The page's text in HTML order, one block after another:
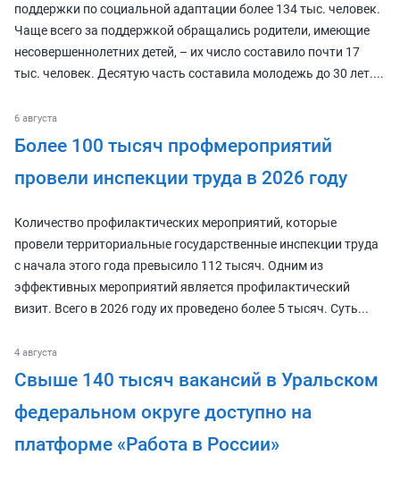
поддержки по социальной адаптации более 134 тыс. человек.
Чаще всего за поддержкой обращались родители, имеющие
несовершеннолетних детей, – их число составило почти 17
тыс. человек. Десятую часть составила молодежь до 30 лет....
6 августа
Более 100 тысяч профмероприятий
провели инспекции труда в 2026 году
Количество профилактических мероприятий, которые
провели территориальные государственные инспекции труда
с начала этого года превысило 112 тысяч. Одним из
эффективных мероприятий является профилактический
визит. Всего в 2026 году их проведено более 5 тысяч. Суть...
4 августа
Свыше 140 тысяч вакансий в Уральском
федеральном округе доступно на
платформе «Работа в России»